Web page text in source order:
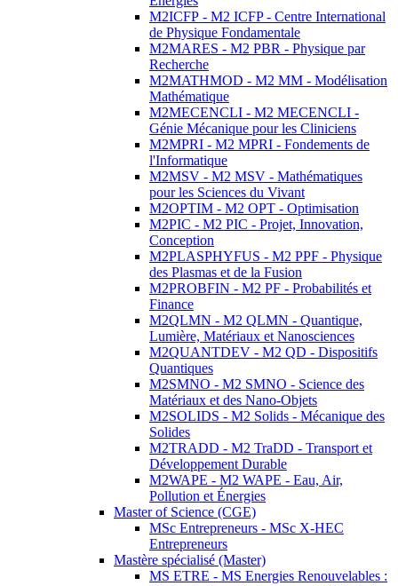
M2ICFP - M2 ICFP - Centre International
de Physique Fondamentale
M2MARES - M2 PBR - Physique par
Recherche
M2MATHMOD - M2 MM - Modélisation
Mathématique
M2MECENCLI - M2 MECENCLI -
Génie Mécanique pour les Cliniciens
M2MPRI - M2 MPRI - Fondements de
l'Informatique
M2MSV - M2 MSV - Mathématiques
pour les Sciences du Vivant
M2OPTIM - M2 OPT - Optimisation
M2PIC - M2 PIC - Projet, Innovation,
Conception
M2PLASPHYFUS - M2 PPF - Physique
des Plasmas et de la Fusion
M2PROBFIN - M2 PF - Probabilités et
Finance
M2QLMN - M2 QLMN - Quantique,
Lumière, Matériaux et Nanosciences
M2QUANTDEV - M2 QD - Dispositifs
Quantiques
M2SMNO - M2 SMNO - Science des
Matériaux et des Nano-Objets
M2SOLIDS - M2 Solids - Mécanique des
Solides
M2TRADD - M2 TraDD - Transport et
Développement Durable
M2WAPE - M2 WAPE - Eau, Air,
Pollution et Énergies
Master of Science (CGE)
MSc Entrepreneurs - MSc X-HEC
Entrepreneurs
Mastère spécialisé (Master)
MS ETRE - MS Energies Renouvelables :